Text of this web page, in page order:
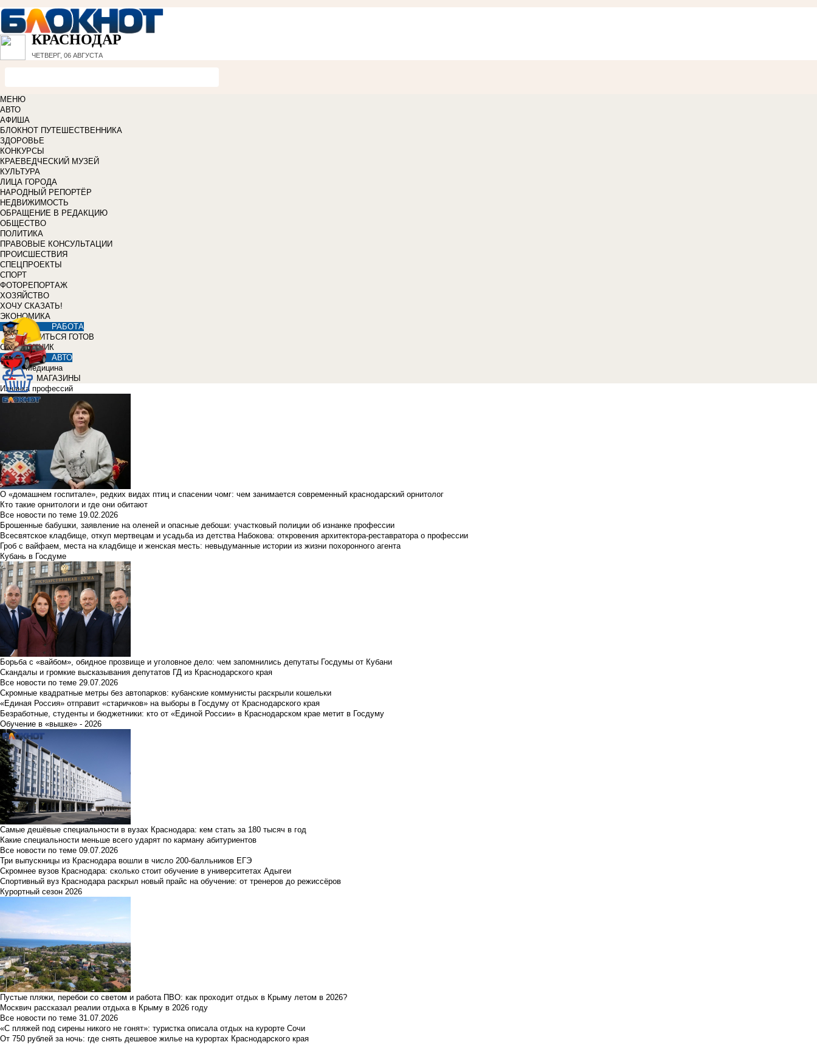
КРАСНОДАР
ЧЕТВЕРГ, 06 АВГУСТА
МЕНЮ
АВТО
АФИША
БЛОКНОТ ПУТЕШЕСТВЕННИКА
ЗДОРОВЬЕ
КОНКУРСЫ
КРАЕВЕДЧЕСКИЙ МУЗЕЙ
КУЛЬТУРА
ЛИЦА ГОРОДА
НАРОДНЫЙ РЕПОРТЁР
НЕДВИЖИМОСТЬ
ОБРАЩЕНИЕ В РЕДАКЦИЮ
ОБЩЕСТВО
ПОЛИТИКА
ПРАВОВЫЕ КОНСУЛЬТАЦИИ
ПРОИСШЕСТВИЯ
СПЕЦПРОЕКТЫ
СПОРТ
ФОТОРЕПОРТАЖ
ХОЗЯЙСТВО
ХОЧУ СКАЗАТЬ!
ЭКОНОМИКА
РАБОТА
УЧИТЬСЯ ГОТОВ
СПРАВОЧНИК
АВТО
Медицина
МАГАЗИНЫ
Изнанка профессий
О «домашнем госпитале», редких видах птиц и спасении чомг: чем занимается современный краснодарский орнитолог
Кто такие орнитологи и где они обитают
Все новости по теме 19.02.2026
Брошенные бабушки, заявление на оленей и опасные дебоши: участковый полиции об изнанке профессии
Всесвятское кладбище, откуп мертвецам и усадьба из детства Набокова: откровения архитектора-реставратора о профессии
Гроб с вайфаем, места на кладбище и женская месть: невыдуманные истории из жизни похоронного агента
Кубань в Госдуме
Борьба с «вайбом», обидное прозвище и уголовное дело: чем запомнились депутаты Госдумы от Кубани
Скандалы и громкие высказывания депутатов ГД из Краснодарского края
Все новости по теме 29.07.2026
Скромные квадратные метры без автопарков: кубанские коммунисты раскрыли кошельки
«Единая Россия» отправит «старичков» на выборы в Госдуму от Краснодарского края
Безработные, студенты и бюджетники: кто от «Единой России» в Краснодарском крае метит в Госдуму
Обучение в «вышке» - 2026
Самые дешёвые специальности в вузах Краснодара: кем стать за 180 тысяч в год
Какие специальности меньше всего ударят по карману абитуриентов
Все новости по теме 09.07.2026
Три выпускницы из Краснодара вошли в число 200-балльников ЕГЭ
Скромнее вузов Краснодара: сколько стоит обучение в университетах Адыгеи
Спортивный вуз Краснодара раскрыл новый прайс на обучение: от тренеров до режиссёров
Курортный сезон 2026
Пустые пляжи, перебои со светом и работа ПВО: как проходит отдых в Крыму летом в 2026?
Москвич рассказал реалии отдыха в Крыму в 2026 году
Все новости по теме 31.07.2026
«С пляжей под сирены никого не гонят»: туристка описала отдых на курорте Сочи
От 750 рублей за ночь: где снять дешевое жилье на курортах Краснодарского края